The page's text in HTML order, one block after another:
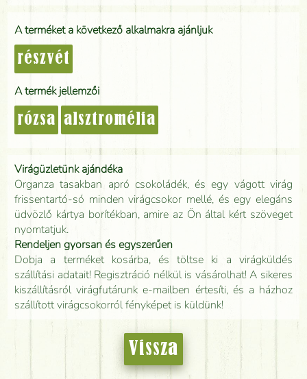
A terméket a következő alkalmakra ajánljuk
részvét
A termék jellemzői
rózsa alsztromélia
Virágüzletünk ajándéka
Organza tasakban apró csokoládék, és egy vágott virág
frissentartó-só minden virágcsokor mellé, és egy elegáns
üdvözlő kártya borítékban, amire az Ön által kért szöveget
nyomtatjuk.
Rendeljen gyorsan és egyszerűen
Dobja a terméket kosárba, és töltse ki a virágküldés
szállítási adatait! Regisztráció nélkül is vásárolhat! A sikeres
kiszállításról virágfutárunk e-mailben értesíti, és a házhoz
szállított virágcsokorról fényképet is küldünk!
Vissza